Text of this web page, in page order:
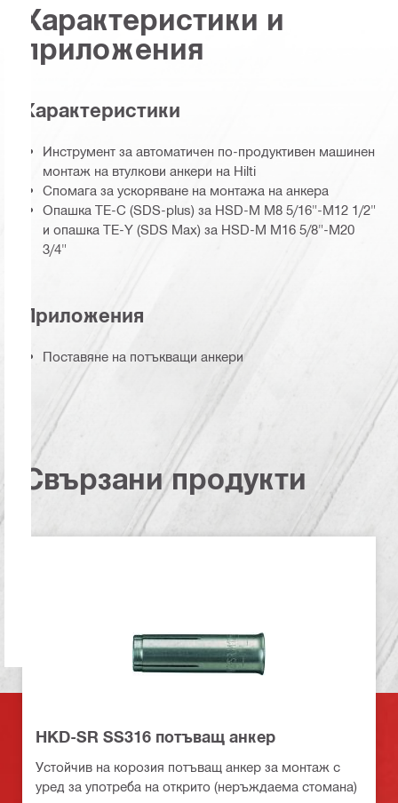
Характеристики и
приложения
Характеристики
Инструмент за автоматичен по-продуктивен машинен
монтаж на втулкови анкери на Hilti
Спомага за ускоряване на монтажа на анкера
Опашка TE-C (SDS-plus) за HSD-M M8 5/16"-M12 1/2"
и опашка TE-Y (SDS Max) за HSD-M M16 5/8"-M20
3/4"
Приложения
Поставяне на потъкващи анкери
Свързани продукти
HKD-SR SS316 потъващ анкер
Устойчив на корозия потъващ анкер за монтаж с
уред за употреба на открито (неръждаема стомана)